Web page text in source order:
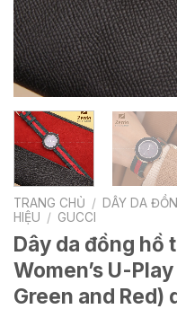
TRANG CHỦ / DÂY DA
HIỆU / GUCCI
Dây da đồng hồ
Women’s U-
Green and Red)